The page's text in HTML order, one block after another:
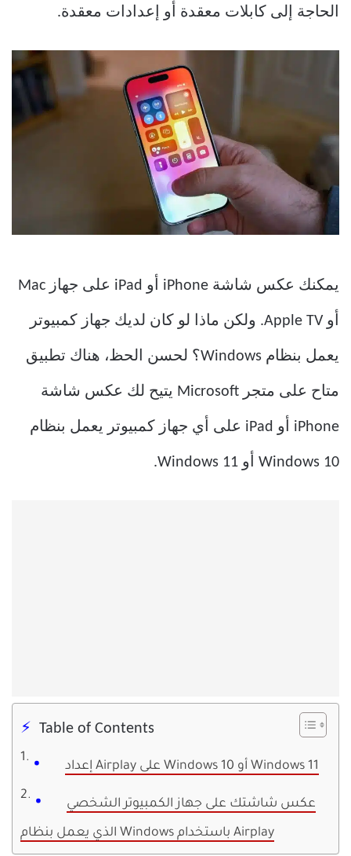
الحاجة إلى كابلات معقدة أو إعدادات معقدة.
يمكنك عكس شاشة iPhone أو iPad على جهاز Mac
أو Apple TV. ولكن ماذا لو كان لديك جهاز كمبيوتر
يعمل بنظام Windows؟ لحسن الحظ، هناك تطبيق
متاح على متجر Microsoft يتيح لك عكس شاشة
iPhone أو iPad على أي جهاز كمبيوتر يعمل بنظام
Windows 10 أو Windows 11.
Table of Contents
إعداد Airplay على Windows 10 أو Windows 11
عكس شاشتك على جهاز الكمبيوتر الشخصي
الذي يعمل بنظام Windows باستخدام Airplay